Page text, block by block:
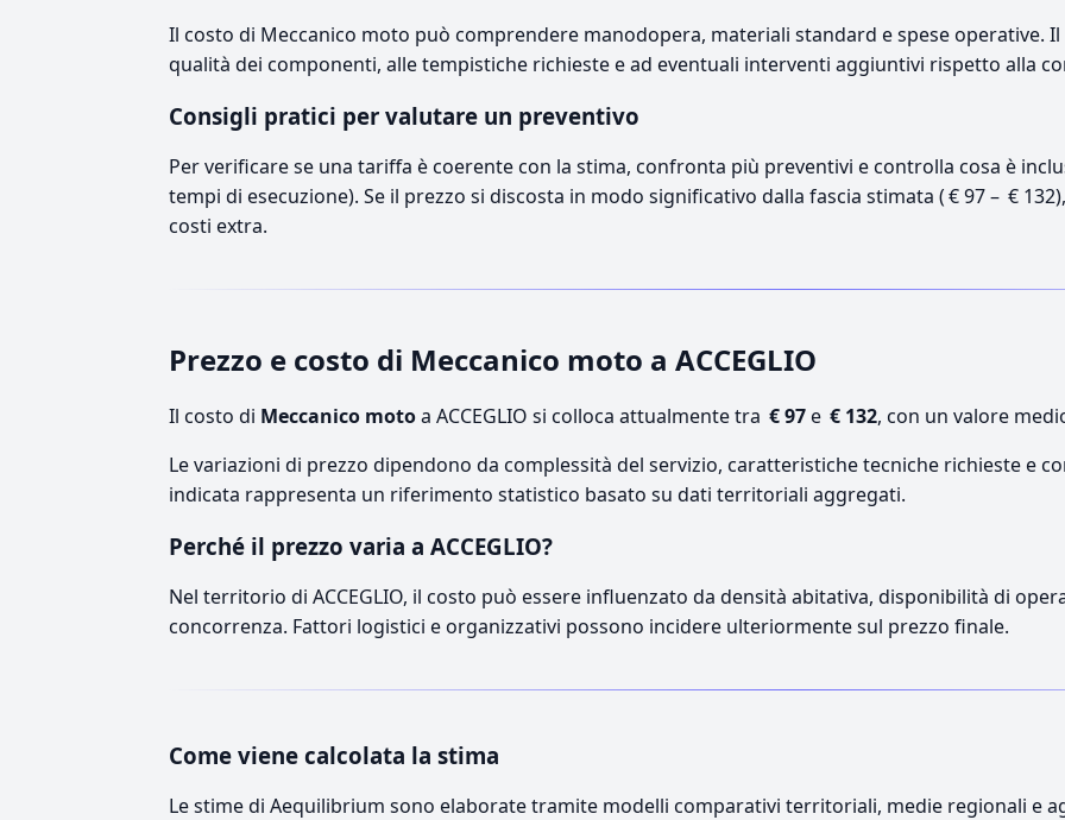
Il costo di Meccanico moto può comprendere manodopera, materiali standard e spese operative.
qualità dei componenti, alle tempistiche richieste e ad eventuali interventi aggiuntivi rispetto alla
Consigli pratici per valutare un preventivo
Per verificare se una tariffa è coerente con la stima, confronta più preventivi e controlla cosa è
tempi di esecuzione). Se il prezzo si discosta in modo significativo dalla fascia stimata ( € 97 – €
costi extra.
Prezzo e costo di Meccanico moto a ACCEGLIO
Il costo di Meccanico motoa ACCEGLIO si colloca attualmente tra € 97e € 132, con un valore
Le variazioni di prezzo dipendono da complessità del servizio, caratteristiche tecniche richieste e
indicata rappresenta un riferimento statistico basato su dati territoriali aggregati.
Perché il prezzo varia a ACCEGLIO?
Nel territorio di ACCEGLIO, il costo può essere influenzato da densità abitativa, disponibilità di
concorrenza. Fattori logistici e organizzativi possono incidere ulteriormente sul prezzo finale.
Come viene calcolata la stima
Le stime di Aequilibrium sono elaborate tramite modelli comparativi territoriali, medie regionali e